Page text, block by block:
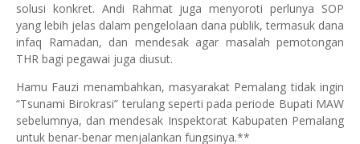
solusi konkret. Andi Rahmat juga menyoroti perlunya SOP
yang lebih jelas dalam pengelolaan dana publik, termasuk dana
infaq Ramadan, dan mendesak agar masalah pemotongan
THR bagi pegawai juga diusut.
Hamu Fauzi menambahkan, masyarakat Pemalang tidak ingin
“Tsunami Birokrasi” terulang seperti pada periode Bupati MAW
sebelumnya, dan mendesak Inspektorat Kabupaten Pemalang
untuk benar-benar menjalankan fungsinya.**